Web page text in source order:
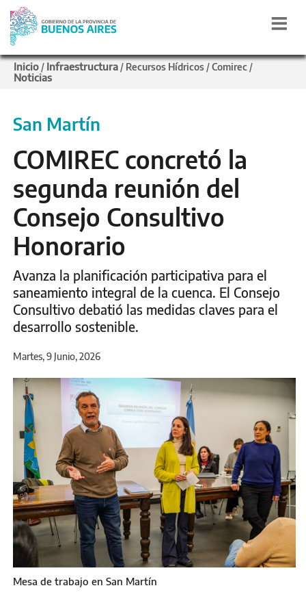
Inicio / Infraestructura / Recursos Hídricos /Comirec /
Noticias
San Martín
COMIREC concretó la
segunda reunión del
Consejo Consultivo
Honorario
Avanza la planificación participativa para el
saneamiento integral de la cuenca. El Consejo
Consultivo debatió las medidas claves para el
desarrollo sostenible.
Martes, 9 Junio, 2026
Mesa de trabajo en San Martín